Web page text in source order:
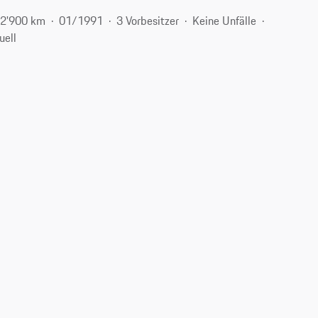
km 01/1991 3 Vorbesitzer
Keine Unfälle